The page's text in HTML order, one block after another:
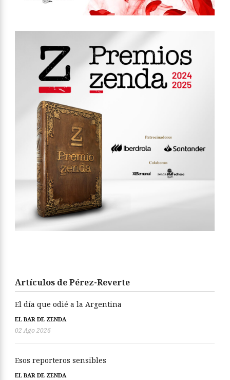
Artículos de Pérez-Reverte
El día que odié a la Argentina
EL BAR DE ZENDA
02 Ago 2026
Esos reporteros sensibles
EL BAR DE ZENDA